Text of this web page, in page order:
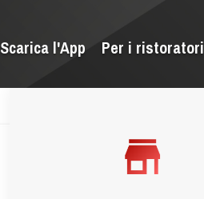
Per i ristoratori
Scarica l'App